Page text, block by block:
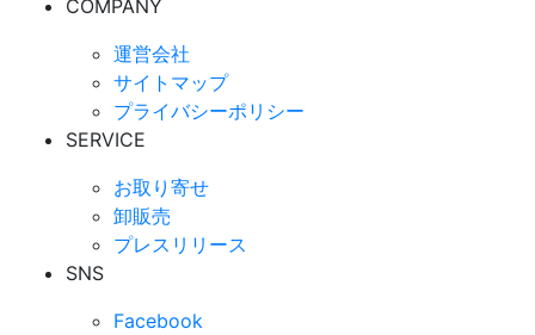
COMPANY
運営会社
サイトマップ
プライバシーポリシー
SERVICE
お取り寄せ
卸販売
プレスリリース
SNS
Facebook